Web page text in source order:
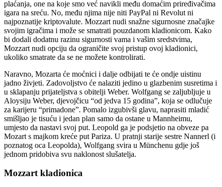
plaćanja, one na koje smo već navikli među domaćim priređivačima
igara na sreću. No, među njima nije niti PayPal ni Revolut ni
najpoznatije kriptovalute. Mozzart nudi snažne sigurnosne značajke
svojim igračima i može se smatrati pouzdanom kladionicom. Kako
bi dodali dodatnu razinu sigurnosti vama i vašim sredstvima,
Mozzart nudi opciju da ograničite svoj pristup ovoj kladionici,
ukoliko smatrate da se ne možete kontrolirati.
Naravno, Mozarta će moćnici i dalje odbijati te će ondje uistinu
jadno živjeti. Zadovoljstvo će nalaziti jedino u glazbenim susretima i
u sklapanju prijateljstva s obitelji Weber. Wolfgang se zaljubljuje u
Aloysiju Weber, djevojčicu “od jedva 15 godina”, koja se odlučuje
za karijeru “primadone”. Pomalo izgubivši glavu, naprasiti mladić
smišljao je tisuću i jedan plan samo da ostane u Mannheimu,
umjesto da nastavi svoj put. Leopold ga je podsjetio na obveze pa
Mozart s majkom kreće put Pariza. U pratnji starije sestre Nannerl (i
poznatog oca Leopolda), Wolfgang svira u Münchenu gdje još
jednom pridobiva svu naklonost slušatelja.
Mozzart kladionica